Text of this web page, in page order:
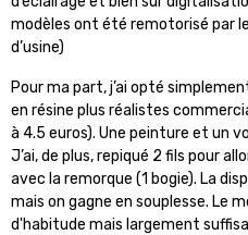
modèles ont été remotorisé par
d’usine)
Pour ma part, j’ai opté
en résine plus réalistes
à 4.5 euros). Une peinture et un
J’ai, de plus, repiqué 2 fils pour
avec la remorque (1 bogie). La
mais on gagne en souplesse. Le
d'habitude mais largement